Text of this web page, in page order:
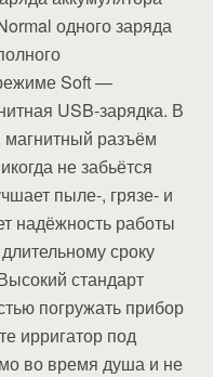
одного заряда
Soft —
USB-зарядка. В
разъём
не забьётся
пыле-, грязе- и
надёжность работы
сроку
стандарт
погружать прибор
ирригатор под
во время душа и не